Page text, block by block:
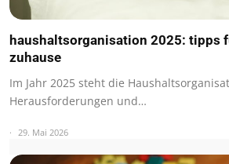
haushaltsorganisation 2025: tipps
zuhause
Im Jahr 2025 steht die
Herausforderungen und…
29. Mai 2026